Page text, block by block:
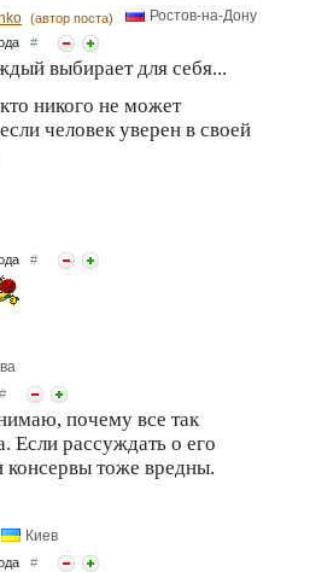
(автор поста) Ростов-на-Дону
#
выбирает для себя...
никого не может
человек уверен в своей
#
#
почему все так
Если рассуждать о его
консервы тоже вредны.
Киев
#